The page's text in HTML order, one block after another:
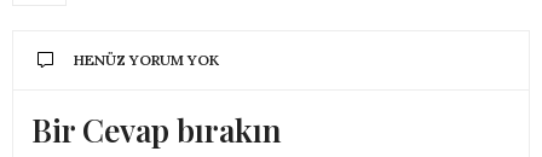
HENÜZ YORUM YOK
Bir Cevap bırakın